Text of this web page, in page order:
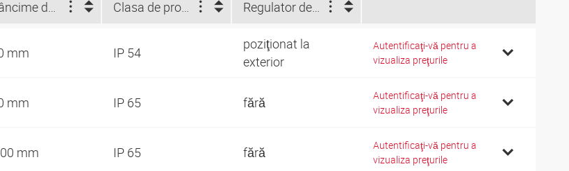
mm IP 54
poziţionat la
exterior
Autentificaţi-vă pentru a
vizualiza preţurile
mm IP 65 fără
Autentificaţi-vă pentru a
vizualiza preţurile
mm IP 65 fără
Autentificaţi-vă pentru a
vizualiza preţurile